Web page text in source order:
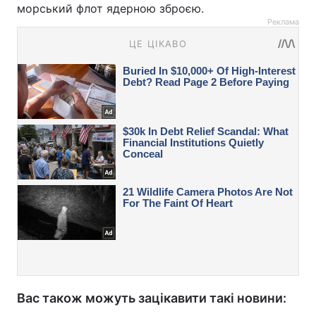
морський флот ядерною зброєю.
Реклама
Вас також можуть зацікавити такі новини: